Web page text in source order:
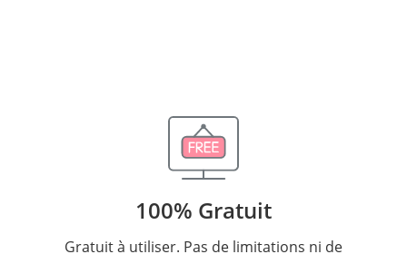
100% Gratuit
Gratuit à utiliser. Pas de limitations ni de